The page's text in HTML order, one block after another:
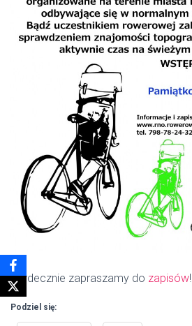
Serdecznie zapraszamy do zapisów!
Podziel się: